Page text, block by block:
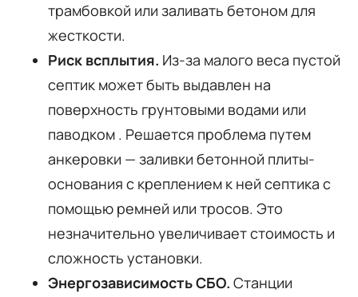
трамбовкой или заливать бетоном для
жесткости.
Риск всплытия. Из-за малого веса пустой
септик может быть выдавлен на
поверхность грунтовыми водами или
паводком . Решается проблема путем
анкеровки — заливки бетонной плиты-
основания с креплением к ней септика с
помощью ремней или тросов. Это
незначительно увеличивает стоимость и
сложность установки.
Энергозависимость СБО. Станции